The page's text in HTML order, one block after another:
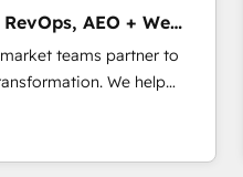
への移行を設計・実装。
連携させ、役割定義・
計します。 3️⃣ 全社
数部門をまたぐDX×AI変
PMOとして主導。「設
AEO + Web,
teams partner to
We help
AI-powered
HubSpot’s
through expert-led